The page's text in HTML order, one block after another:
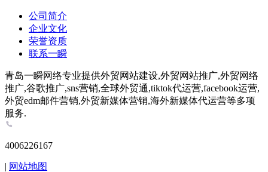
公司简介
企业文化
荣誉资质
联系一瞬
青岛一瞬网络专业提供外贸网站建设,外贸网站推广,外贸网络
推广,谷歌推广,sns营销,全球外贸通,tiktok代运营,facebook运营,
外贸edm邮件营销,外贸新媒体营销,海外新媒体代运营等多项
服务.
4006226167
| 网站地图